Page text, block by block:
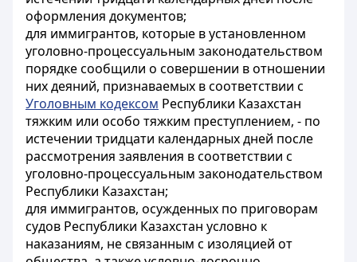
оформления документов;
для иммигрантов, которые в установленном
уголовно-процессуальным законодательством
порядке сообщили о совершении в отношении
них деяний, признаваемых в соответствии с
Уголовным кодексом Республики Казахстан
тяжким или особо тяжким преступлением, - по
истечении тридцати календарных дней после
рассмотрения заявления в соответствии с
уголовно-процессуальным законодательством
Республики Казахстан;
для иммигрантов, осужденных по приговорам
судов Республики Казахстан условно к
наказаниям, не связанным с изоляцией от